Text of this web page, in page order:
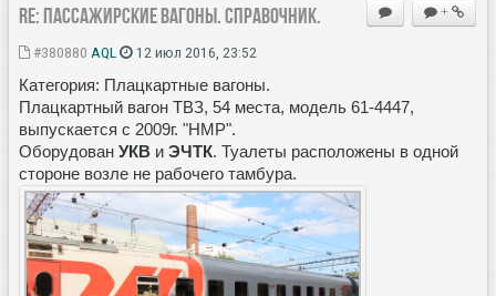
+
Re: Пассажирские вагоны. Справочник.
#380880 AQL 12 июл 2016, 23:52
Категория: Плацкартные вагоны.
Плацкартный вагон ТВЗ, 54 места, модель 61-4447,
выпускается с 2009г. "НМР".
Оборудован УКВ и ЭЧТК. Туалеты расположены в одной
стороне возле не рабочего тамбура.